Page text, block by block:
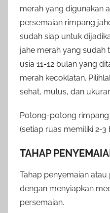
merah yang digunakan
persemaian rimpang
sudah siap untuk
jahe merah yang sudah
usia 11-12 bulan yang
merah kecoklatan.
sehat, mulus, dan
Potong-potong rimpang
(setiap ruas memiliki 2-3
TAHAP
Tahap penyemaian
dengan menyiapkan
persemaian.